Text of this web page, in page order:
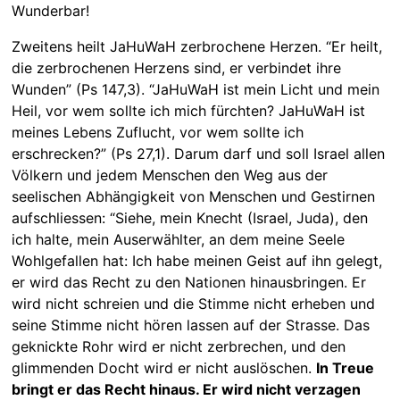
Wunderbar!
Zweitens heilt JaHuWaH zerbrochene Herzen. “Er heilt,
die zerbrochenen Herzens sind, er verbindet ihre
Wunden” (Ps 147,3). “JaHuWaH ist mein Licht und mein
Heil, vor wem sollte ich mich fürchten? JaHuWaH ist
meines Lebens Zuflucht, vor wem sollte ich
erschrecken?” (Ps 27,1). Darum darf und soll Israel allen
Völkern und jedem Menschen den Weg aus der
seelischen Abhängigkeit von Menschen und Gestirnen
aufschliessen: “Siehe, mein Knecht (Israel, Juda), den
ich halte, mein Auserwählter, an dem meine Seele
Wohlgefallen hat: Ich habe meinen Geist auf ihn gelegt,
er wird das Recht zu den Nationen hinausbringen. Er
wird nicht schreien und die Stimme nicht erheben und
seine Stimme nicht hören lassen auf der Strasse. Das
geknickte Rohr wird er nicht zerbrechen, und den
glimmenden Docht wird er nicht auslöschen. In Treue
bringt er das Recht hinaus. Er wird nicht verzagen